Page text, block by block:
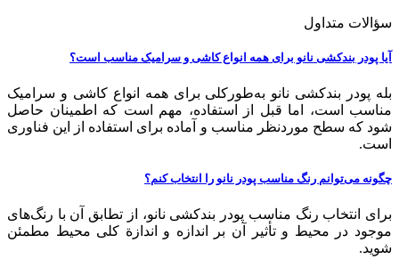
سؤالات متداول
آیا پودر بندکشی نانو برای همه انواع کاشی و سرامیک مناسب است؟
بله پودر بندکشی نانو به‌طورکلی برای همه انواع کاشی و سرامیک
مناسب است، اما قبل از استفاده، مهم است که اطمینان حاصل
شود که سطح موردنظر مناسب و آماده برای استفاده از این فناوری
است.
چگونه می‌توانم رنگ مناسب پودر نانو را انتخاب کنم؟
برای انتخاب رنگ مناسب پودر بندکشی نانو، از تطابق آن با رنگ‌های
موجود در محیط و تأثیر آن بر اندازه و اندازة کلی محیط مطمئن
شوید.